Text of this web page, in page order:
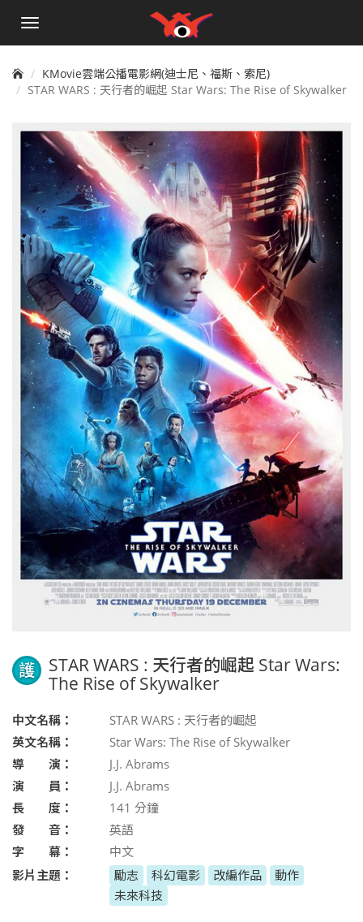
手
單
KMovie雲端公播電影網(迪士尼、福斯、索尼)
STAR WARS : 天行者的崛起 Star Wars: The Rise of Skywalker
護
STAR WARS : 天行者的崛起 Star Wars:
The Rise of Skywalker
中文名稱：
STAR WARS : 天行者的崛起
英文名稱：
Star Wars: The Rise of Skywalker
導 演：
J.J. Abrams
演 員：
J.J. Abrams
長 度：
141 分鐘
發 音：
英語
字 幕：
中文
影片主題：
勵志 科幻電影 改編作品
動作
未來科技